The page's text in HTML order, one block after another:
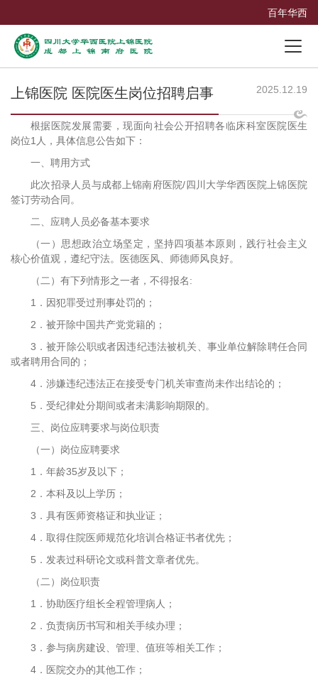
百年华西
上锦医院 医院医生岗位招聘启事 2025.12.19
根据医院发展需要，现面向社会公开招聘各临床科室医院医生
岗位1人，具体信息公告如下：
一、聘用方式
此次招录人员与成都上锦南府医院/四川大学华西医院上锦医院
签订劳动合同。
二、应聘人员必备基本要求
（一）思想政治立场坚定，坚持四项基本原则，践行社会主义
核心价值观，遵纪守法。医德医风、师德师风良好。
（二）有下列情形之一者，不得报名:
1．因犯罪受过刑事处罚的；
2．被开除中国共产党党籍的；
3．被开除公职或者因违纪违法被机关、事业单位解除聘任合同
或者聘用合同的；
4．涉嫌违纪违法正在接受专门机关审查尚未作出结论的；
5．受纪律处分期间或者未满影响期限的。
三、岗位应聘要求与岗位职责
（一）岗位应聘要求
1．年龄35岁及以下；
2．本科及以上学历；
3．具有医师资格证和执业证；
4．取得住院医师规范化培训合格证书者优先；
5．发表过科研论文或科普文章者优先。
（二）岗位职责
1．协助医疗组长全程管理病人；
2．负责病历书写和相关手续办理；
3．参与病房建设、管理、值班等相关工作；
4．医院交办的其他工作；